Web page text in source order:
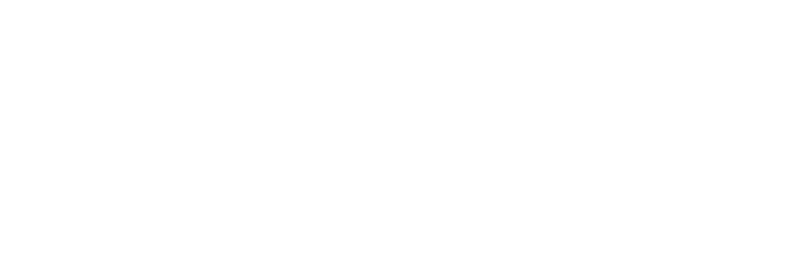
patří k jednomu z nejoblíbenějších pobytových míst v Thajsku. Krásné dlouhé písečné pláže v kombinaci s přírodou a nepřeberným
nejvyššího ostrova se otevírá neuvěřitelně úchvatné panorama skalisek, ostrovů a lesknoucí se mořské hladiny.